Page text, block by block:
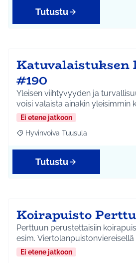
Tutustu
Katuvalaistuksen
#190
Yleisen viihtyvyyden ja
voisi valaista ainakin yleisimmin
Ei etene jatkoon
Rajaa tulokset aihepiirin mukaan:
Hyvinvoiva Tuusula
Tutustu
Koirapuisto
Perttuun perustettaisiin
esim. Viertolanpuistonviereisellä
Ei etene jatkoon